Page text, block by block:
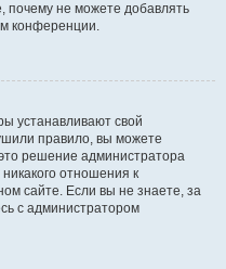
почему не можете добавлять
конференции.
устанавливают свой
правило, вы можете
решение администратора
отношения к
сайте. Если вы не знаете, за
с администратором